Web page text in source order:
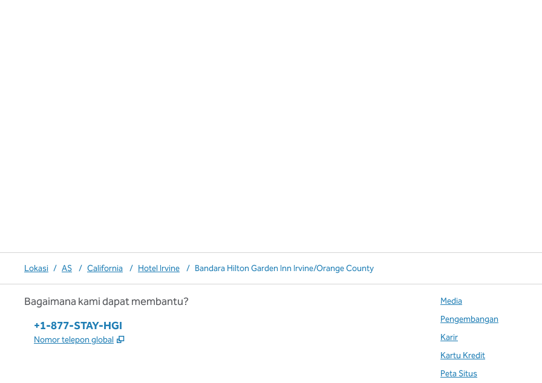
Lokasi / AS / California / Hotel Irvine / Bandara Hilton Garden Inn Irvine/Orange County
Bagaimana kami dapat membantu?
Telepon:
+1-877-STAY-HGI
Nomor telepon global ,
Media
Pengembangan
Karir
Kartu Kredit
Peta Situs